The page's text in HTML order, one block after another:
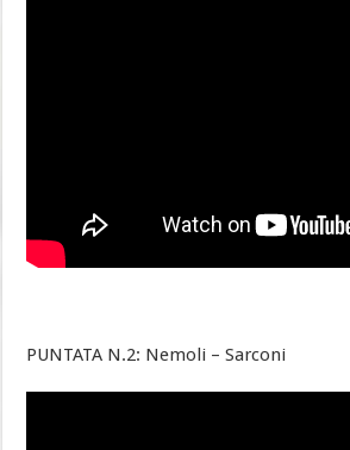
PUNTATA N.2: Nemoli – Sarconi